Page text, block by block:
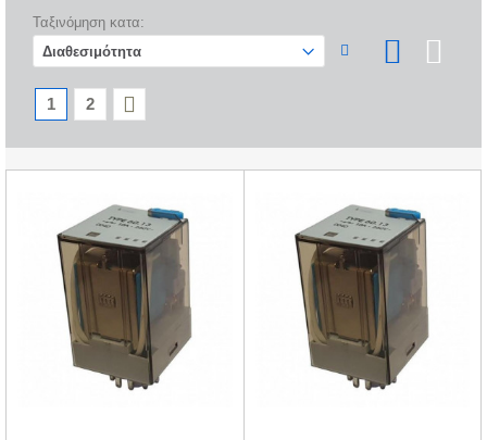
Ταξινόμηση κατα:
1 2